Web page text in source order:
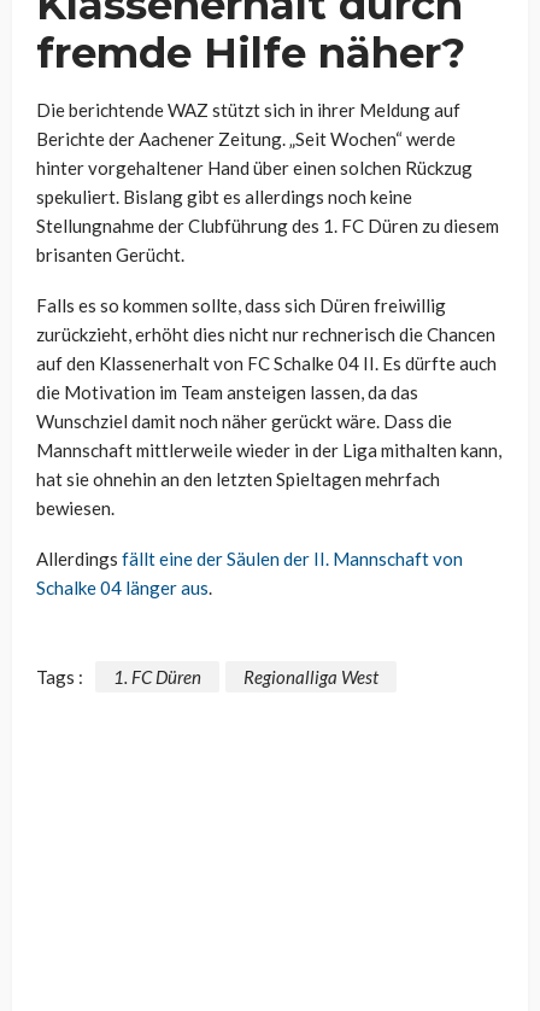
fremde Hilfe näher?
Die berichtende WAZ stützt sich in ihrer Meldung auf
Berichte der Aachener Zeitung. „Seit Wochen“ werde
hinter vorgehaltener Hand über einen solchen Rückzug
spekuliert. Bislang gibt es allerdings noch keine
Stellungnahme der Clubführung des 1. FC Düren zu diesem
brisanten Gerücht.
Falls es so kommen sollte, dass sich Düren freiwillig
zurückzieht, erhöht dies nicht nur rechnerisch die Chancen
auf den Klassenerhalt von FC Schalke 04 II. Es dürfte auch
die Motivation im Team ansteigen lassen, da das
Wunschziel damit noch näher gerückt wäre. Dass die
Mannschaft mittlerweile wieder in der Liga mithalten kann,
hat sie ohnehin an den letzten Spieltagen mehrfach
bewiesen.
Allerdings fällt eine der Säulen der II. Mannschaft von
Schalke 04 länger aus.
Tags : 1. FC Düren Regionalliga West